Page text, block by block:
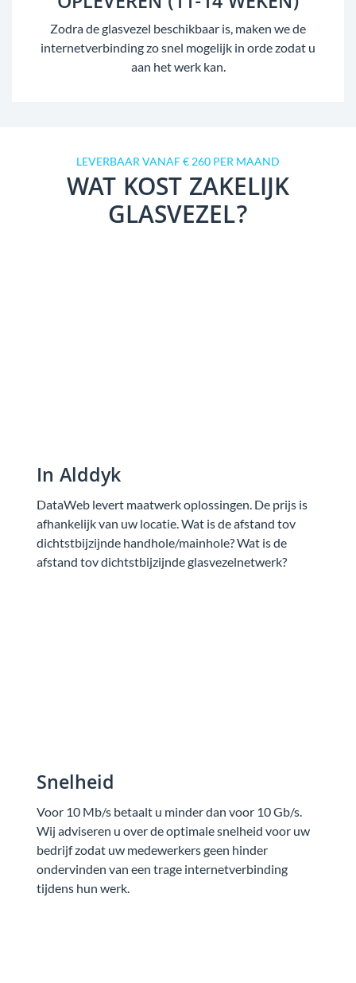
Zodra de glasvezel beschikbaar is, maken we de
internetverbinding zo snel mogelijk in orde zodat u
aan het werk kan.
LEVERBAAR VANAF € 260 PER MAAND
WAT KOST ZAKELIJK
GLASVEZEL?
In Alddyk
DataWeb levert maatwerk oplossingen. De prijs is
afhankelijk van uw locatie. Wat is de afstand tov
dichtstbijzijnde handhole/mainhole? Wat is de
afstand tov dichtstbijzijnde glasvezelnetwerk?
Snelheid
Voor 10 Mb/s betaalt u minder dan voor 10 Gb/s.
Wij adviseren u over de optimale snelheid voor uw
bedrijf zodat uw medewerkers geen hinder
ondervinden van een trage internetverbinding
tijdens hun werk.